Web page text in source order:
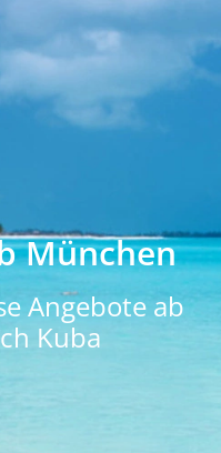
München
Angebote ab
Kuba